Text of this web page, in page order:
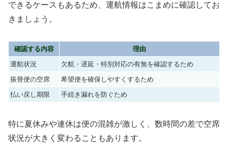
できるケースもあるため、運航情報はこまめに確認してお
きましょう。
確認する内容
理由
運航状況
欠航・遅延・特別対応の有無を確認するため
振替便の空席
希望便を確保しやすくするため
払い戻し期限
手続き漏れを防ぐため
特に夏休みや連休は便の混雑が激しく、数時間の差で空席
状況が大きく変わることもあります。